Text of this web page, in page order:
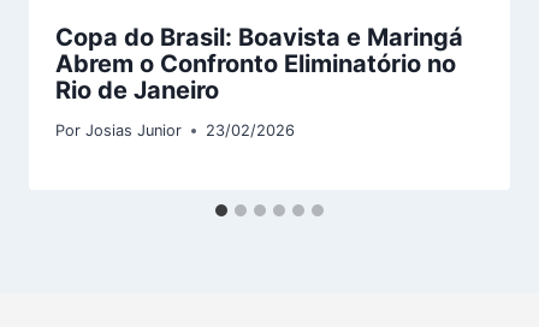
Copa do Brasil: Boavista e Maringá
Abrem o Confronto Eliminatório no
Rio de Janeiro
Por Josias Junior 23/02/2026